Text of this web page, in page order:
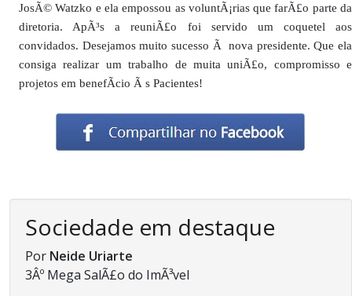
JosÃ© Watzko e ela empossou as voluntÃ¡rias que farÃ£o parte da
diretoria. ApÃ³s a reuniÃ£o foi servido um coquetel aos
convidados. Desejamos muito sucesso Ã nova presidente. Que ela
consiga realizar um trabalho de muita uniÃ£o, compromisso e
projetos em benefÃ­cio Ã s Pacientes!
Sociedade em destaque
Por Neide Uriarte
3Âº Mega SalÃ£o do ImÃ³vel